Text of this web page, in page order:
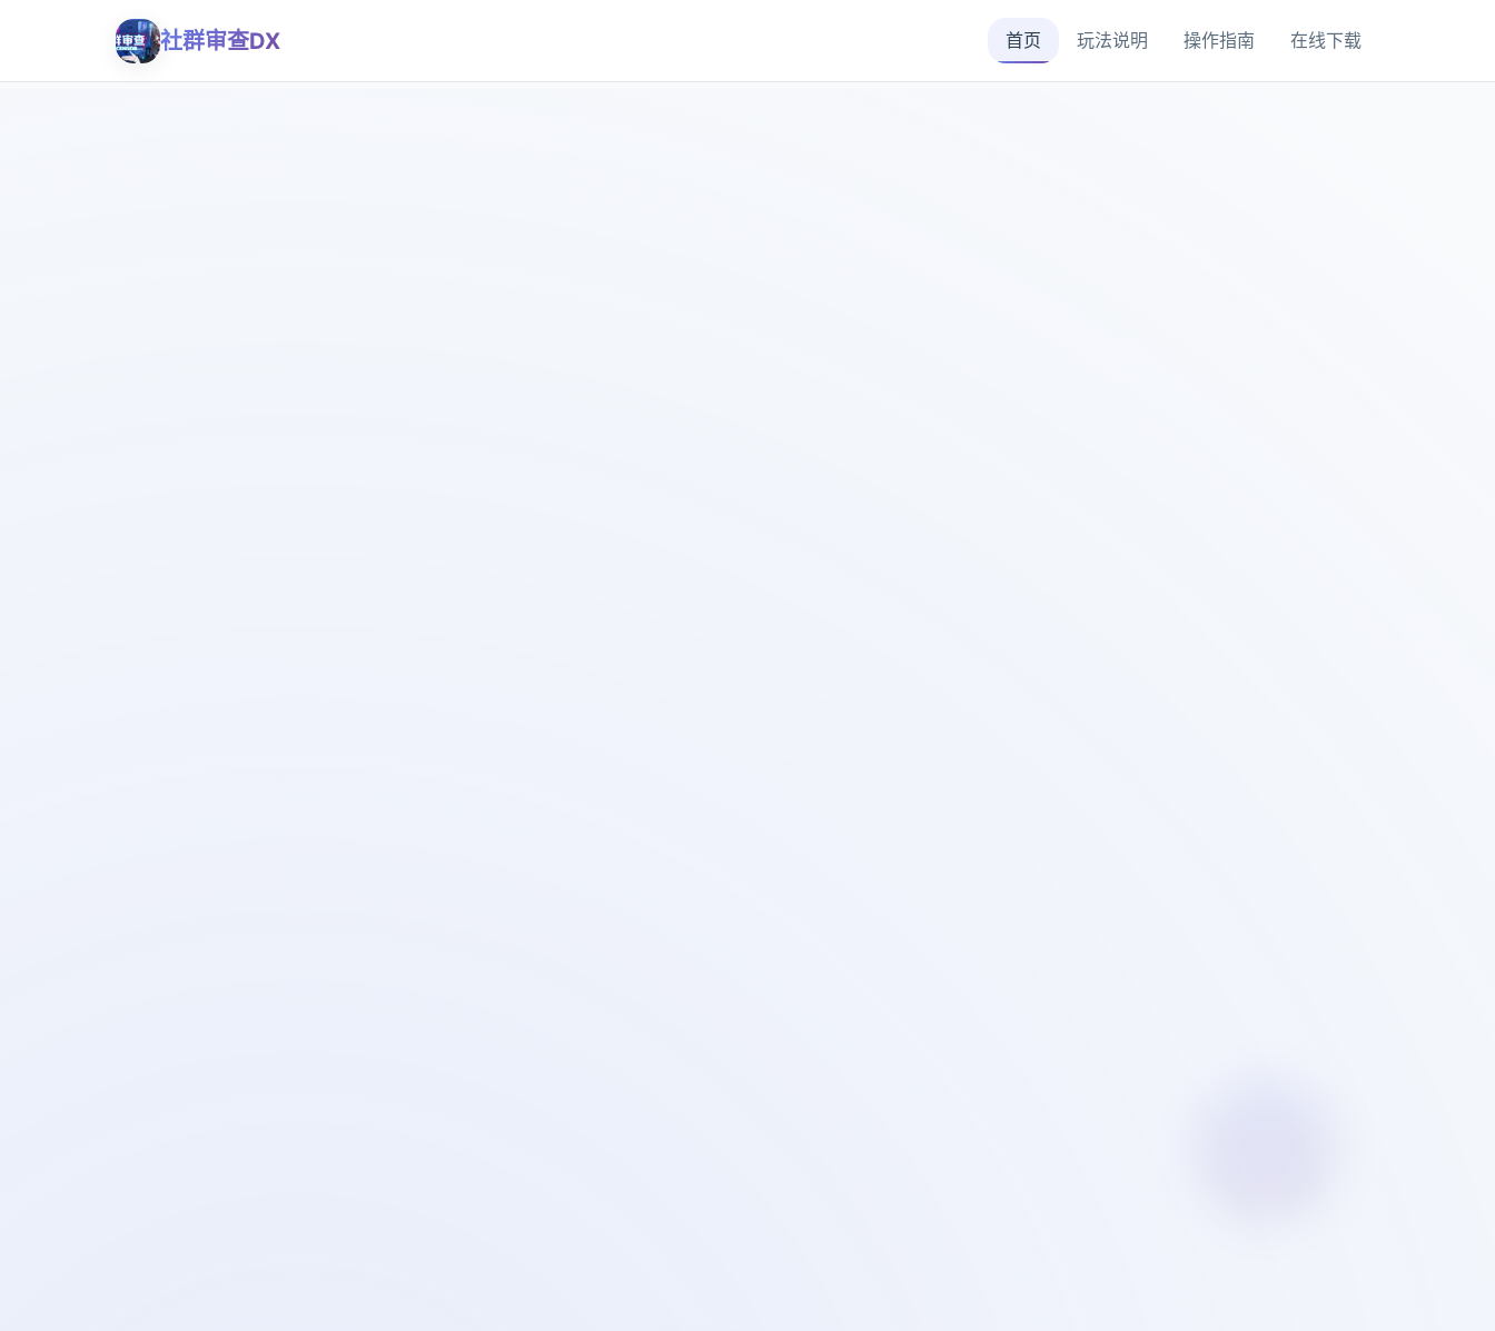
社群审查DX 首页 玩法说明 操作指南 在线下载